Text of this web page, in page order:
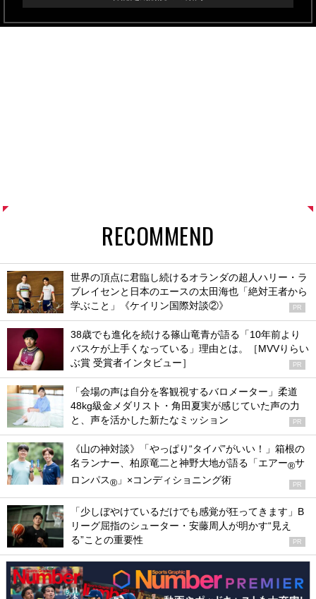
RECOMMEND
世界の頂点に君臨し続けるオランダの超人ハリー・ラ
ブレイセンと日本のエースの太田海也「絶対王者から
学ぶこと」《ケイリン国際対談②》
PR
38歳でも進化を続ける篠山竜青が語る「10年前より
バスケが上手くなっている」理由とは。［MVVりらい
ぶ賞 受賞者インタビュー］
PR
「会場の声は自分を客観視するバロメーター」柔道
48kg級金メダリスト・角田夏実が感じていた声の力
と、声を活かした新たなミッション
PR
《山の神対談》「やっぱり“タイパ”がいい！」箱根の
名ランナー、柏原竜二と神野大地が語る「エアー®サ
ロンパス® 」×コンディショニング術 PR
「少しぼやけているだけでも感覚が狂ってきます」B
リーグ屈指のシューター・安藤周人が明かす“見え
る”ことの重要性
PR